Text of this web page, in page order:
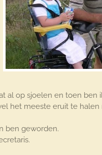
al op sjoelen en toen ben
het meeste eruit te halen
ben geworden.